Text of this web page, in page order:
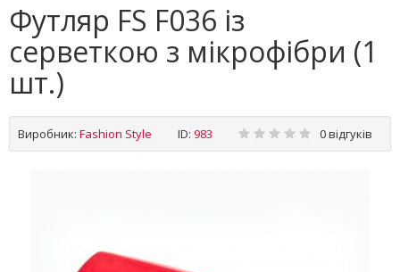
Футляр FS F036 із
серветкою з мікрофібри (1
шт.)
Виробник: Fashion Style ID: 983 0 відгуків